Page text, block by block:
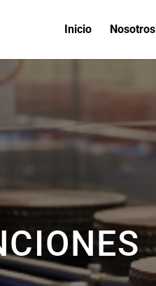
Inicio Nosotros